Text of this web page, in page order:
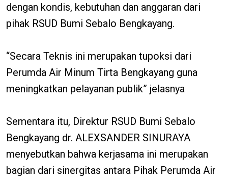
dengan kondis, kebutuhan dan anggaran dari
pihak RSUD Bumi Sebalo Bengkayang.
“Secara Teknis ini merupakan tupoksi dari
Perumda Air Minum Tirta Bengkayang guna
meningkatkan pelayanan publik” jelasnya
Sementara itu, Direktur RSUD Bumi Sebalo
Bengkayang dr. ALEXSANDER SINURAYA
menyebutkan bahwa kerjasama ini merupakan
bagian dari sinergitas antara Pihak Perumda Air